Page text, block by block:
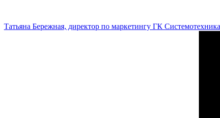
Татьяна Бережная, директор по маркетингу ГК Системотехника